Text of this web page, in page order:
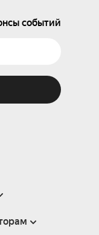
событий